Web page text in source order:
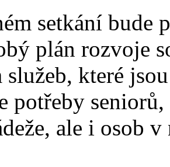
setkání bude
plán rozvoje
služeb, které
potřeby
ale i osob